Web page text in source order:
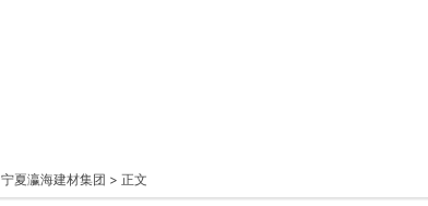
宁夏瀛海建材集团 > 正文